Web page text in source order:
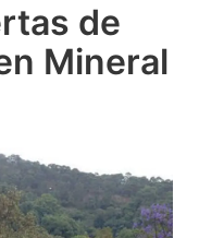
a
date.
question
mark
key
de
Mineral